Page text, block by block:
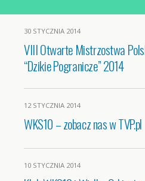
30 STYCZNIA 2014
VIII Otwarte Mistrzostwa
“Dzikie Pogranicze” 2014
12 STYCZNIA 2014
WKS10 – zobacz nas w TVP.pl
10 STYCZNIA 2014